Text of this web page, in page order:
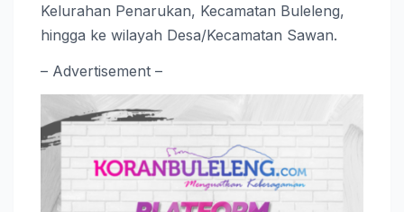
Kelurahan Penarukan, Kecamatan Buleleng,
hingga ke wilayah Desa/Kecamatan Sawan.
– Advertisement –